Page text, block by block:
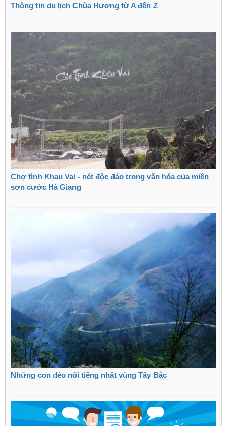
Thông tin du lịch Chùa Hương từ A đến Z
Chợ tình Khau Vai - nét độc đáo trong văn hóa của miền
sơn cước Hà Giang
Những con đèo nổi tiếng nhất vùng Tây Bắc